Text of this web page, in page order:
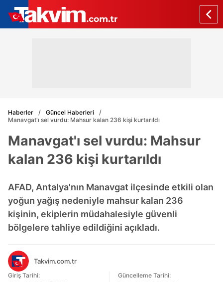
Haberler
Güncel Haberleri
Manavgat'ı sel vurdu: Mahsur kalan 236 kişi kurtarıldı
Manavgat'ı sel vurdu: Mahsur
kalan 236 kişi kurtarıldı
AFAD, Antalya'nın Manavgat ilçesinde etkili olan
yoğun yağış nedeniyle mahsur kalan 236
kişinin, ekiplerin müdahalesiyle güvenli
bölgelere tahliye edildiğini açıkladı.
Takvim.com.tr
Giriş Tarihi:
Güncelleme Tarihi: